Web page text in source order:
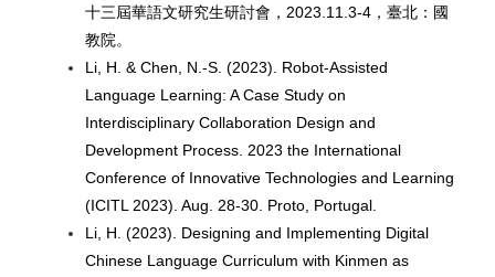
十三屆華語文研究生研討會，2023.11.3-4，臺北：國
教院。
Li, H. & Chen, N.-S. (2023). Robot-Assisted
Language Learning: A Case Study on
Interdisciplinary Collaboration Design and
Development Process. 2023 the International
Conference of Innovative Technologies and Learning
(ICITL 2023). Aug. 28-30. Proto, Portugal.
Li, H. (2023). Designing and Implementing Digital
Chinese Language Curriculum with Kinmen as